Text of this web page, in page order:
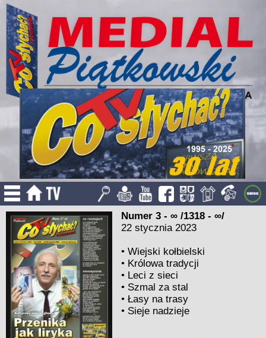
Numer 3 - ∞ /1318 - ∞/
22 stycznia 2023
•Wiejski kołbielski
• Królowa tradycji
• Leci z sieci
• Szmal za stal
•Łasy na trasy
• Sieje nadzieje